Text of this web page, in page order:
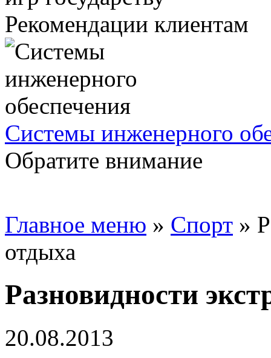
Рекомендации клиентам
Системы инженерного
Обратите внимание
Главное меню » Спорт »
отдыха
Разновидности
20.08.2013